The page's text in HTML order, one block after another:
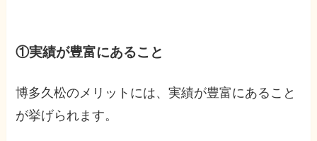
①実績が豊富にあること
博多久松のメリットには、実績が豊富にあること
が挙げられます。